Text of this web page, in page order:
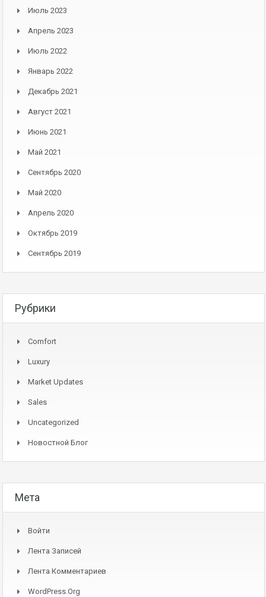
Июль 2023
Апрель 2023
Июль 2022
Январь 2022
Декабрь 2021
Август 2021
Июнь 2021
Май 2021
Сентябрь 2020
Май 2020
Апрель 2020
Октябрь 2019
Сентябрь 2019
Рубрики
Comfort
Luxury
Market Updates
Sales
Uncategorized
Новостной Блог
Мета
Войти
Лента Записей
Лента Комментариев
WordPress.org